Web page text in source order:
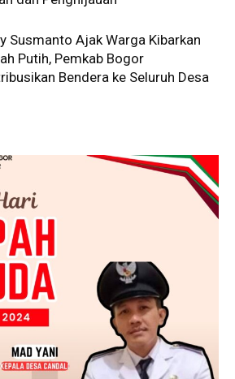
Susmanto Ajak Warga Kibarkan
Putih, Pemkab Bogor
Bendera ke Seluruh Desa